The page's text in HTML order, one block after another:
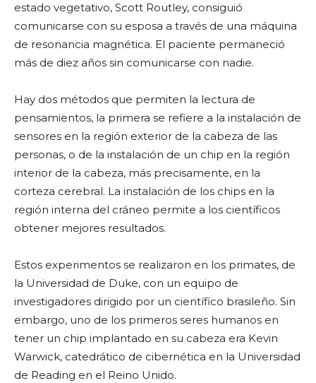
estado vegetativo, Scott Routley, consiguió
comunicarse con su esposa a través de una máquina
de resonancia magnética. El paciente permaneció
más de diez años sin comunicarse con nadie.
Hay dos métodos que permiten la lectura de
pensamientos, la primera se refiere a la instalación de
sensores en la región exterior de la cabeza de las
personas, o de la instalación de un chip en la región
interior de la cabeza, más precisamente, en la
corteza cerebral. La instalación de los chips en la
región interna del cráneo permite a los científicos
obtener mejores resultados.
Estos experimentos se realizaron en los primates, de
la Universidad de Duke, con un equipo de
investigadores dirigido por un científico brasileño. Sin
embargo, uno de los primeros seres humanos en
tener un chip implantado en su cabeza era Kevin
Warwick, catedrático de cibernética en la Universidad
de Reading en el Reino Unido.